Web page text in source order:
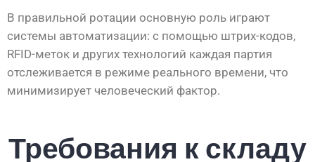
В правильной ротации основную роль играют
системы автоматизации: с помощью штрих-кодов,
RFID-меток и других технологий каждая партия
отслеживается в режиме реального времени, что
минимизирует человеческий фактор.
Требования к складу